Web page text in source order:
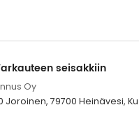
seisakkiin
Oy
Joroinen, 79700 Heinävesi,